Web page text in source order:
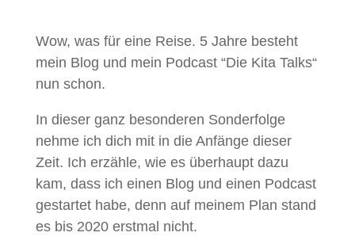
Wow, was für eine Reise. 5 Jahre besteht
mein Blog und mein Podcast “Die Kita Talks“
nun schon.
In dieser ganz besonderen Sonderfolge
nehme ich dich mit in die Anfänge dieser
Zeit. Ich erzähle, wie es überhaupt dazu
kam, dass ich einen Blog und einen Podcast
gestartet habe, denn auf meinem Plan stand
es bis 2020 erstmal nicht.